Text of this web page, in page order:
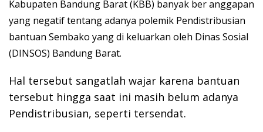
Kabupaten Bandung Barat (KBB) banyak ber anggapan
yang negatif tentang adanya polemik Pendistribusian
bantuan Sembako yang di keluarkan oleh Dinas Sosial
(DINSOS) Bandung Barat.
Hal tersebut sangatlah wajar karena bantuan
tersebut hingga saat ini masih belum adanya
Pendistribusian, seperti tersendat.